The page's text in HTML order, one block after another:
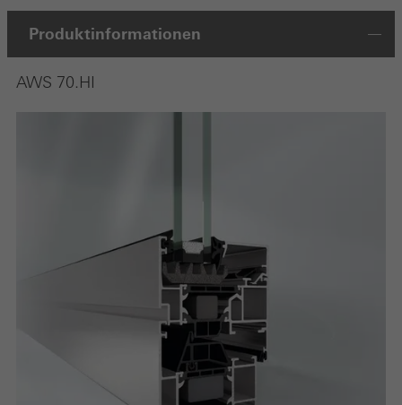
Produktinformationen
AWS 70.HI